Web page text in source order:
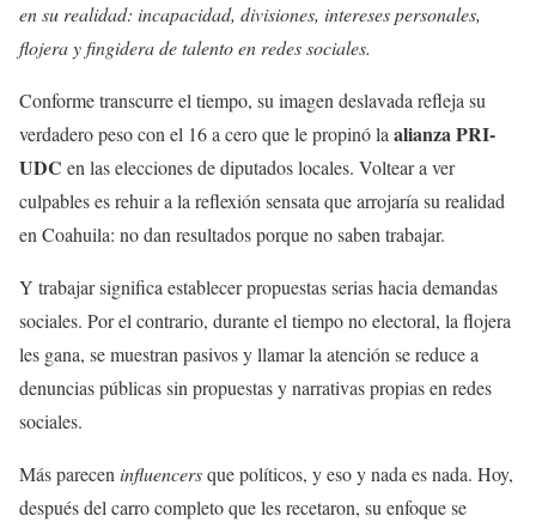
en su realidad: incapacidad, divisiones, intereses personales,
flojera y fingidera de talento en redes sociales.
Conforme transcurre el tiempo, su imagen deslavada refleja su
verdadero peso con el 16 a cero que le propinó laalianza PRI-
UDC en las elecciones de diputados locales. Voltear a ver
culpables es rehuir a la reflexión sensata que arrojaría su realidad
en Coahuila: no dan resultados porque no saben trabajar.
Y trabajar significa establecer propuestas serias hacia demandas
sociales. Por el contrario, durante el tiempo no electoral, la flojera
les gana, se muestran pasivos y llamar la atención se reduce a
denuncias públicas sin propuestas y narrativas propias en redes
sociales.
Más parecen influencersque políticos, y eso y nada es nada. Hoy,
después del carro completo que les recetaron, su enfoque se